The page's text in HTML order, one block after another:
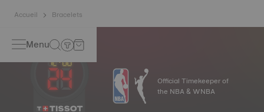
Accueil Bracelets
Menu
Official Timekeeper of
the NBA & WNBA